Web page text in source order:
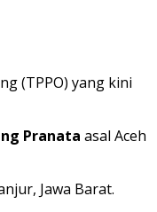
(TPPO) yang kini
Pranata asal Aceh
Jawa Barat.